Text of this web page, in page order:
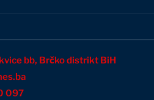
bb, Brčko distrikt BiH
097